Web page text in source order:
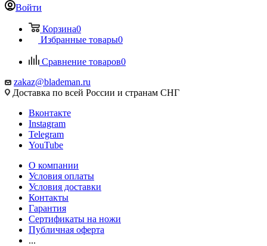
Войти
Корзина0
Избранные товары0
Сравнение товаров0
zakaz@blademan.ru
Доставка по всей России и странам СНГ
Вконтакте
Instagram
Telegram
YouTube
О компании
Условия оплаты
Условия доставки
Контакты
Гарантия
Сертификаты на ножи
Публичная оферта
...